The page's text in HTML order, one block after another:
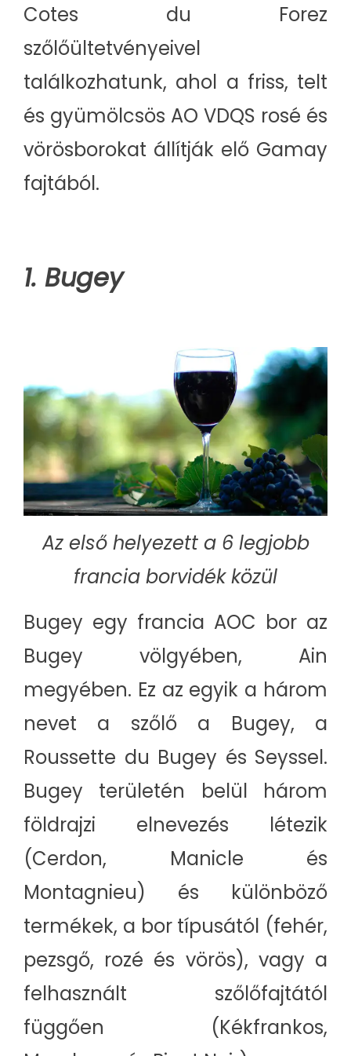
Cotes du Forez
szőlőültetvényeivel
találkozhatunk, ahol a friss, telt
és gyümölcsös AO VDQS rosé és
vörösborokat állítják elő Gamay
fajtából.
1. Bugey
Az első helyezett a 6 legjobb
francia borvidék közül
Bugey egy francia AOC bor az
Bugey völgyében, Ain
megyében. Ez az egyik a három
nevet a szőlő a Bugey, a
Roussette du Bugey és Seyssel.
Bugey területén belül három
földrajzi elnevezés létezik
(Cerdon, Manicle és
Montagnieu) és különböző
termékek, a bor típusától (fehér,
pezsgő, rozé és vörös), vagy a
felhasznált szőlőfajtától
függően (Kékfrankos,